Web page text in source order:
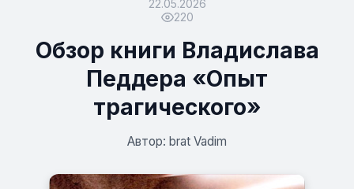
22.05.2026
220
Обзор книги Владислава
Педдера «Опыт
трагического»
Автор: brat Vadim